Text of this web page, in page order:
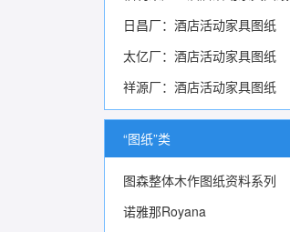
日昌厂：酒店活动家具图纸
太亿厂：酒店活动家具图纸
祥源厂：酒店活动家具图纸
“图纸”类
图森整体木作图纸资料系列
诺雅那Royana